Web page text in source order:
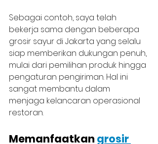
Sebagai contoh, saya telah
bekerja sama dengan beberapa
grosir sayur di Jakarta yang selalu
siap memberikan dukungan penuh,
mulai dari pemilihan produk hingga
pengaturan pengiriman. Hal ini
sangat membantu dalam
menjaga kelancaran operasional
restoran.
Memanfaatkan grosir